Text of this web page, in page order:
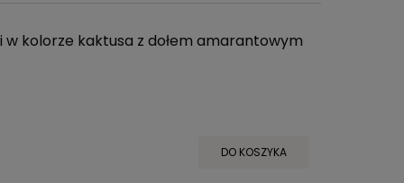
w kolorze kaktusa z dołem amarantowym
DO KOSZYKA